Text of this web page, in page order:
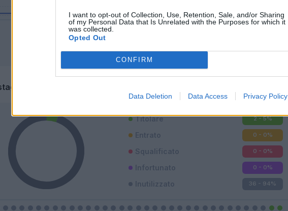
I want to opt-out of Collection, Use, Retention, Sale, and/or Sharing
of my Personal Data that Is Unrelated with the Purposes for which it
was collected.
Opted Out
CONFIRM
Data Deletion Data Access Privacy Policy
Classic Mantra
Titolare 2 - 5%
Entrato 0 - 0%
Squalificato 0 - 0%
Infortunato 0 - 0%
Inutilizzato 36 - 94%